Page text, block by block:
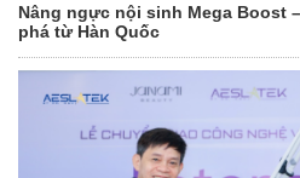
Nâng ngực nội sinh Mega Boost
phá từ Hàn Quốc